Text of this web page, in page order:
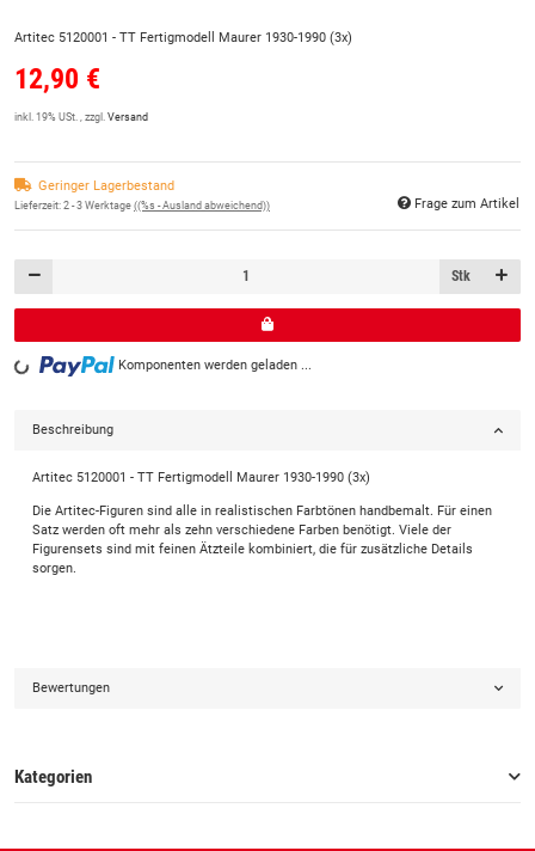
Artitec 5120001 - TT Fertigmodell Maurer 1930-1990 (3x)
12,90 €
inkl. 19% USt. , zzgl. Versand
Geringer Lagerbestand
Lieferzeit: 2 - 3 Werktage ((%s - Ausland abweichend)) Frage zum Artikel
Stk
Loading... Komponenten werden geladen ...
Beschreibung
Artitec 5120001 - TT Fertigmodell Maurer 1930-1990 (3x)
Die Artitec-Figuren sind alle in realistischen Farbtönen handbemalt. Für einen
Satz werden oft mehr als zehn verschiedene Farben benötigt. Viele der
Figurensets sind mit feinen Ätzteile kombiniert, die für zusätzliche Details
sorgen.
Bewertungen
Kategorien